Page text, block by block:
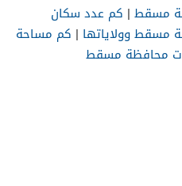
مسقط | كم عدد سكان
مسقط وولاياتها | كم مساحة
محافظة مسقط